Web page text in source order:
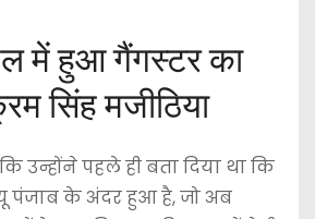
में हुआ गैंगस्‍टर का
सिंह मजीठिया
उन्होंने पहले ही बता दिया था कि
पंजाब के अंदर हुआ है, जो अब